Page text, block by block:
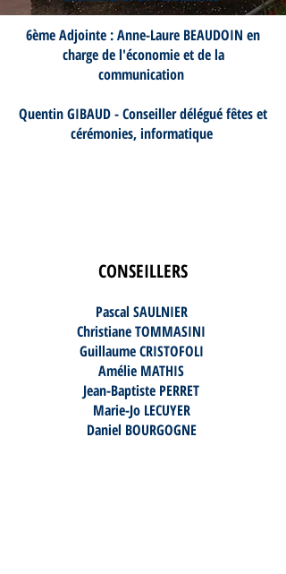
6ème Adjointe : Anne-Laure BEAUDOIN en
charge de l'économie et de la
communication
Quentin GIBAUD - Conseiller délégué fêtes et
cérémonies, informatique
CONSEILLERS
Pascal SAULNIER
Christiane TOMMASINI
Guillaume CRISTOFOLI
Amélie MATHIS
Jean-Baptiste PERRET
Marie-Jo LECUYER
Daniel BOURGOGNE